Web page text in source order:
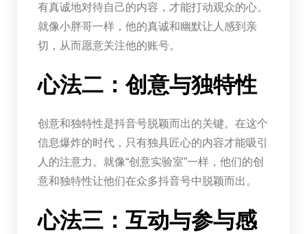
有真诚地对待自己的内容，才能打动观众的心。
就像小胖哥一样，他的真诚和幽默让人感到亲
切，从而愿意关注他的账号。
心法二：创意与独特性
创意和独特性是抖音号脱颖而出的关键。在这个
信息爆炸的时代，只有独具匠心的内容才能吸引
人的注意力。就像“创意实验室”一样，他们的创
意和独特性让他们在众多抖音号中脱颖而出。
心法三：互动与参与感